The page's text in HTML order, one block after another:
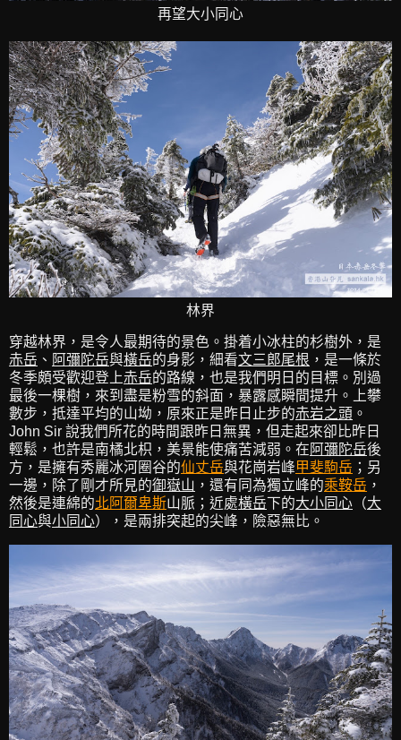
再望大小同心
林界
穿越林界，是令人最期待的景色。掛着小冰柱的杉樹外，是
赤岳 、 阿彌陀岳與橫岳的身影，細看文三郎尾根 ，是一條於
冬季頗受歡迎登上赤岳的路線，也是我們明日的目標。別過
最後一棵樹，來到盡是粉雪的斜面，暴露感瞬間提升。上攀
數步，抵達平均的山坳，原來正是昨日止步的赤岩之頭 。
John Sir 說我們所花的時間跟昨日無異，但走起來卻比昨日
輕鬆，也許是南橘北枳，美景能使痛苦減弱。在 阿彌陀岳後
方，是擁有秀麗冰河圈谷的仙丈岳與花崗岩峰甲斐駒岳 ；另
一邊，除了剛才所見的御嶽山 ，還有同為獨立峰的乘鞍岳 ，
然後是連綿的北阿爾卑斯山脈；近處橫岳下的大小同心 （大
同心與小同心），是兩排突起的尖峰，險惡無比。